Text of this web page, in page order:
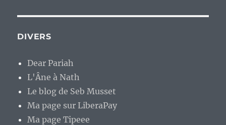
DIVERS
Dear Pariah
L'Âne à Nath
Le blog de Seb Musset
Ma page sur LiberaPay
Ma page Tipeee